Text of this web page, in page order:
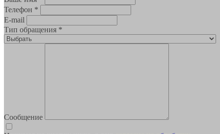
Телефон *
E-mail
Тип обращения *
Сообщение